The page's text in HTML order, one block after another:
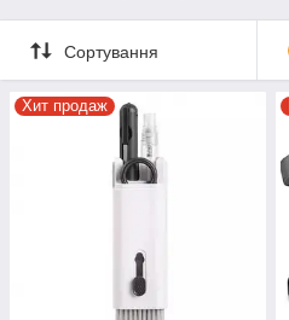
Сортування
Хит продаж